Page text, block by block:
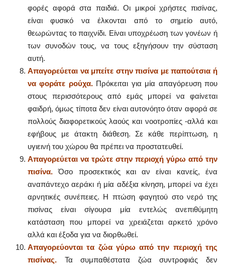
φορές αφορά στα παιδιά. Οι μικροί χρήστες πισίνας,
είναι φυσικό να έλκονται από το σημείο αυτό,
θεωρώντας το παιχνίδι. Είναι υποχρέωση των γονέων ή
των συνοδών τους, να τους εξηγήσουν την σύσταση
αυτή.
Απαγορεύεται να μπείτε στην πισίνα με παπούτσια ή
να φοράτε ρούχα. Πρόκειται για μία απαγόρευση που
στους περισσότερους από εμάς μπορεί να φαίνεται
φαιδρή, όμως τίποτα δεν είναι αυτονόητο όταν αφορά σε
πολλούς διαφορετικούς λαούς και νοοτροπίες -αλλά και
εφήβους με άτακτη διάθεση. Σε κάθε περίπτωση, η
υγιεινή του χώρου θα πρέπει να προστατευθεί.
Απαγορεύεται να τρώτε στην περιοχή γύρω από την
πισίνα. Όσο προσεκτικός και αν είναι κανείς, ένα
αναπάντεχο αεράκι ή μία αδέξια κίνηση, μπορεί να έχει
αρνητικές συνέπειες. Η πτώση φαγητού στο νερό της
πισίνας είναι σίγουρα μία εντελώς ανεπιθύμητη
κατάσταση που μπορεί να χρειάζεται αρκετό χρόνο
αλλά και έξοδα για να διορθωθεί.
Απαγορεύονται τα ζώα γύρω από την περιοχή της
πισίνας. Τα συμπαθέστατα ζώα συντροφιάς δεν